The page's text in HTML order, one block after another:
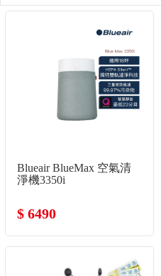
Blueair BlueMax 空氣清
淨機3350i
$ 6490